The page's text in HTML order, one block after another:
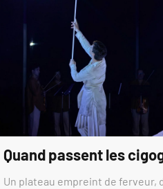
Quand passent les
Un plateau empreint de ferveur,